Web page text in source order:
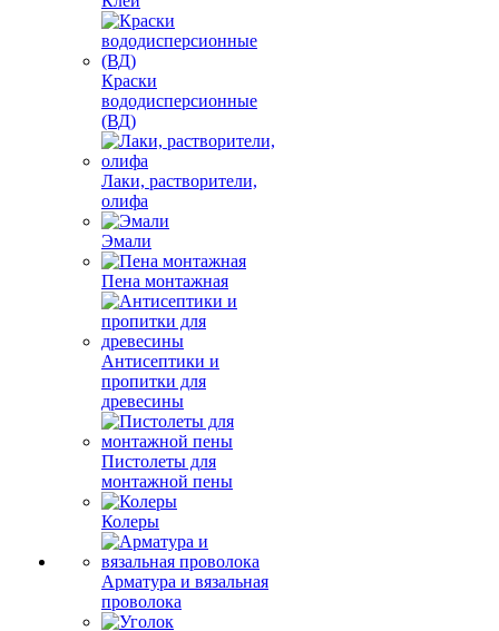
Краски
вододисперсионные
(ВД)
Лаки, растворители,
олифа
Эмали
Пена монтажная
Антисептики и
пропитки для
древесины
Пистолеты для
монтажной пены
Колеры
Арматура и вязальная
проволока